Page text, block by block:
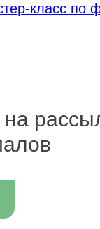
класс по